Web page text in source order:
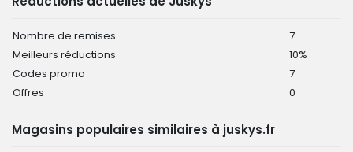
Nombre de remises
7
Meilleurs réductions
10%
Codes promo
7
Offres
0
Magasins populaires similaires à juskys.fr